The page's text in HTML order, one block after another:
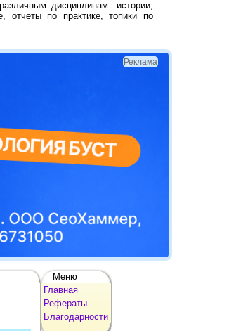
дисциплинам: истории,
отчеты по практике, топики по
Реклама
Меню
Главная
Рефераты
Благодарности